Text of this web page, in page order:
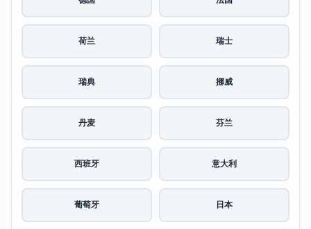
荷兰 瑞士
瑞典 挪威
丹麦 芬兰
西班牙 意大利
葡萄牙 日本